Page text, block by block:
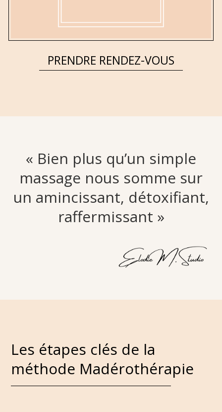
PRENDRE RENDEZ-VOUS
« Bien plus qu’un simple
massage nous somme sur
un amincissant, détoxifiant,
raffermissant »
Les étapes clés de la
méthode Madérothérapie